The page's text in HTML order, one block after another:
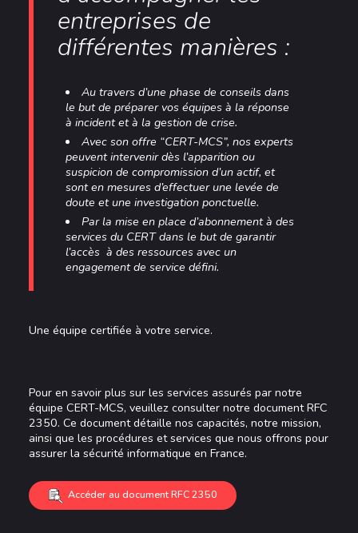
entreprises de
différentes manières :
Au travers d’une phase de conseils dans
le but de préparer vos équipes à la réponse
à incident et à la gestion de crise.
Avec son offre “CERT-MCS”, nos experts
peuvent intervenir dès l’apparition ou
suspicion de compromission d’un actif, et
sont en mesures d’effectuer une levée de
doute et une investigation ponctuelle.
Par la mise en place d’abonnement à des
services du CERT dans le but de garantir
l’accès à des ressources avec un
engagement de service défini.
Une équipe certifiée à votre service.
Pour en savoir plus sur les services assurés par notre
équipe CERT-MCS, veuillez consulter notre document RFC
2350. Ce document détaille nos capacités, notre mission,
ainsi que les procédures et services que nous offrons pour
assurer la sécurité informatique en France.
Accéder au document RFC 2350